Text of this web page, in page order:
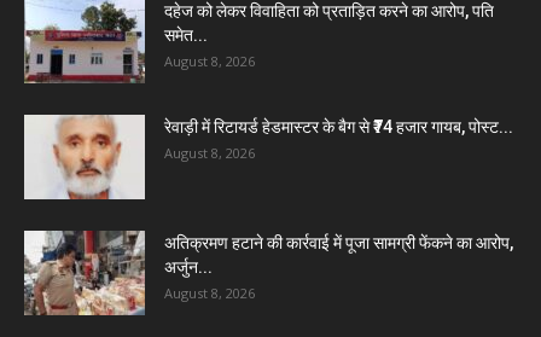
दहेज को लेकर विवाहिता को प्रताड़ित करने का आरोप, पति
समेत...
August 8, 2026
रेवाड़ी में रिटायर्ड हेडमास्टर के बैग से ₹74 हजार गायब, पोस्ट...
August 8, 2026
अतिक्रमण हटाने की कार्रवाई में पूजा सामग्री फेंकने का आरोप,
अर्जुन...
August 8, 2026